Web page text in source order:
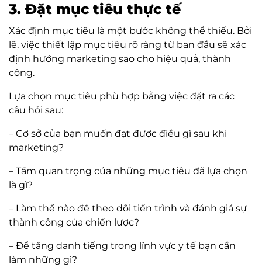
3. Đặt mục tiêu thực tế
Xác định mục tiêu là một bước không thể thiếu. Bởi
lẽ, việc thiết lập mục tiêu rõ ràng từ ban đầu sẽ xác
định hướng marketing sao cho hiệu quả, thành
công.
Lựa chọn mục tiêu phù hợp bằng việc đặt ra các
câu hỏi sau:
– Cơ sở của bạn muốn đạt được điều gì sau khi
marketing?
– Tầm quan trọng của những mục tiêu đã lựa chọn
là gì?
– Làm thế nào để theo dõi tiến trình và đánh giá sự
thành công của chiến lược?
– Để tăng danh tiếng trong lĩnh vực y tế bạn cần
làm những gì?